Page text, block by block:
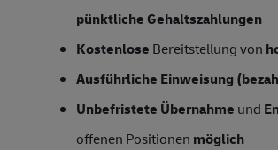
pünktliche Gehaltszahlungen
Kostenlose Bereitstellung von
Ausführliche Einweisung
Unbefristete Übernahme und
offenen Positionen möglich